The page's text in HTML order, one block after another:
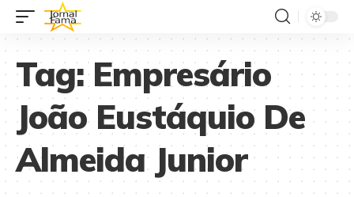
Tag:Empresário
João Eustáquio De
Almeida Junior